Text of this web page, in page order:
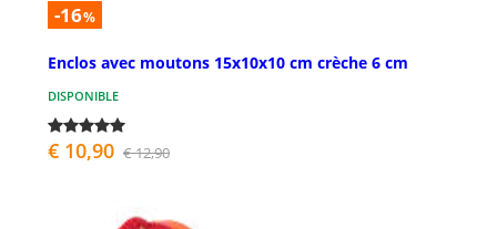
-16%
Enclos avec moutons 15x10x10 cm crèche 6 cm
DISPONIBLE
€ 10,90 € 12,90